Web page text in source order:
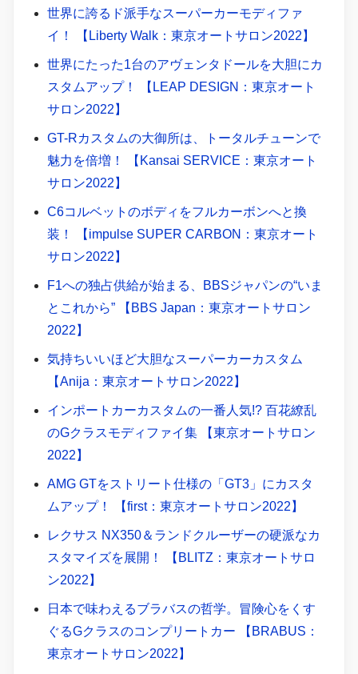
世界に誇るド派手なスーパーカーモディファ
イ！ 【Liberty Walk：東京オートサロン2022】
世界にたった1台のアヴェンタドールを大胆にカ
スタムアップ！ 【LEAP DESIGN：東京オート
サロン2022】
GT-Rカスタムの大御所は、トータルチューンで
魅力を倍増！ 【Kansai SERVICE：東京オート
サロン2022】
C6コルベットのボディをフルカーボンへと換
装！ 【impulse SUPER CARBON：東京オート
サロン2022】
F1への独占供給が始まる、BBSジャパンの“いま
とこれから” 【BBS Japan：東京オートサロン
2022】
気持ちいいほど大胆なスーパーカーカスタム
【Anija：東京オートサロン2022】
インポートカーカスタムの一番人気!? 百花繚乱
のGクラスモディファイ集 【東京オートサロン
2022】
AMG GTをストリート仕様の「GT3」にカスタ
ムアップ！ 【first：東京オートサロン2022】
レクサス NX350＆ランドクルーザーの硬派なカ
スタマイズを展開！ 【BLITZ：東京オートサロ
ン2022】
日本で味わえるブラバスの哲学。冒険心をくす
ぐるGクラスのコンプリートカー 【BRABUS：
東京オートサロン2022】